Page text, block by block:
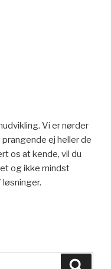
Vi er nørder
ej heller de
os at kende, vil du
og ikke mindst